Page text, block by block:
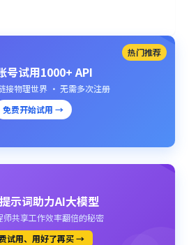
热门推荐
号试用1000+ API
接物理世界 · 无需多次注册
免费开始试用 →
示词助力AI大模型
师共享工作效率翻倍的秘密
试用、用好了再买 →